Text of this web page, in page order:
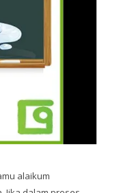
alaikum